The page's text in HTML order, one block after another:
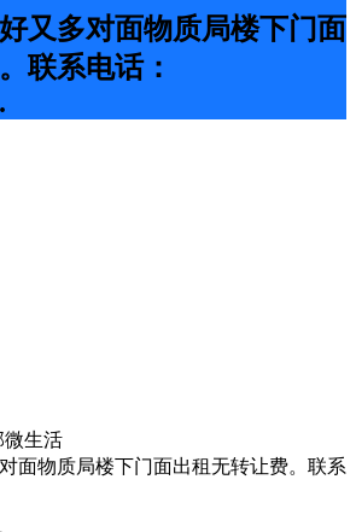
又多对面物质局楼下门面
联系电话：
微生活
面物质局楼下门面出租无转让费。联系